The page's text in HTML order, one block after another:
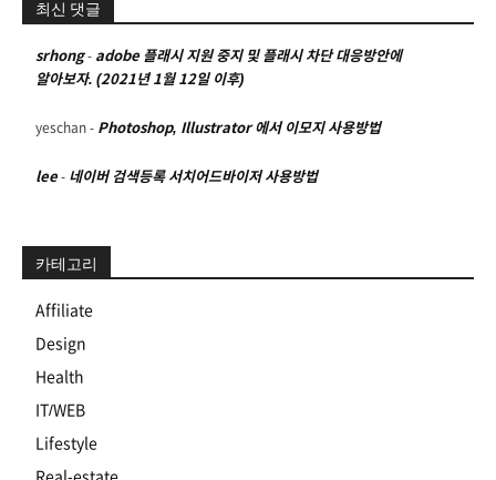
최신 댓글
srhong- adobe 플래시 지원 중지 및 플래시 차단 대응방안에
알아보자. (2021년 1월 12일 이후)
yeschan - Photoshop, Illustrator 에서 이모지 사용방법
lee - 네이버 검색등록 서치어드바이저 사용방법
카테고리
Affiliate
Design
Health
IT/WEB
Lifestyle
Real-estate